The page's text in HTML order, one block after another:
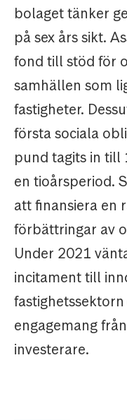
bolaget tänker
på sex års sikt.
fond till stöd för
samhällen som
fastigheter.
första sociala
pund tagits in till
en tioårsperiod.
att finansiera en
förbättringar av
Under 2021
incitament till
engagemang
investerare.